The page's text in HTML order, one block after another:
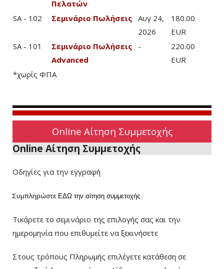
Πελατών
SA - 102 Σεμινάριο Πωλήσεις Αυγ 24,
2026
180.00
EUR
SA - 101
Σεμινάριο Πωλήσεις
Advanced
-
220.00
EUR
*χωρίς ΦΠΑ
Online Αίτηση Συμμετοχής
Online Αίτηση Συμμετοχής
Οδηγίες για την εγγραφή
Συμπληρώστε ΕΔΩ την αίτηση συμμετοχής
Τικάρετε το σεμινάριο της επιλογής σας και την
ημερομηνία που επιθυμείτε να ξεκινήσετε
Στους τρόπους Πληρωμής επιλέγετε κατάθεση σε